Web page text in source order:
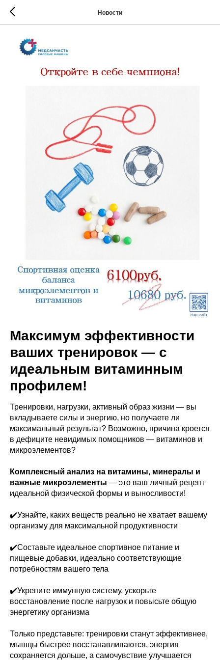
Новости
Максимум эффективности
ваших тренировок — с
идеальным витаминным
профилем!
Тренировки, нагрузки, активный образ жизни — вы
вкладываете силы и энергию, но получаете ли
максимальный результат? Возможно, причина кроется
в дефиците невидимых помощников — витаминов и
микроэлементов?
Комплексный анализ на витамины, минералы и
важные микроэлементы — это ваш личный рецепт
идеальной физической формы и выносливости!
✔️Узнайте, каких веществ реально не хватает вашему
организму для максимальной продуктивности
✔️Составьте идеальное спортивное питание и
пищевые добавки, идеально соответствующие
потребностям вашего тела
✔️Укрепите иммунную систему, ускорьте
восстановление после нагрузок и повысьте общую
энергетику организма
Только представьте: тренировки станут эффективнее,
мышцы быстрее восстанавливаются, энергия
сохраняется дольше, а самочувствие улучшается